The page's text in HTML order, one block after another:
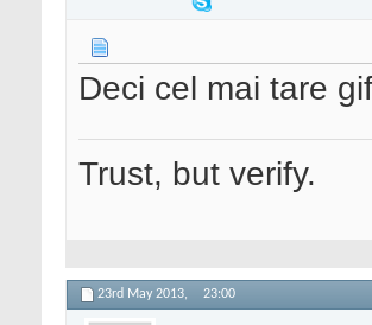
Deci cel mai tare
Trust, but verify.
23rd May 2013, 23:00